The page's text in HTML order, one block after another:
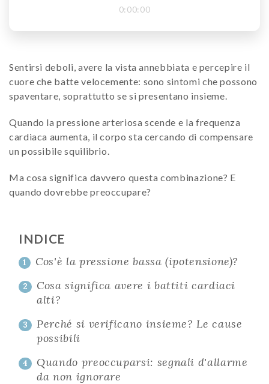
0:00:00
Sentirsi deboli, avere la vista annebbiata e percepire il
cuore che batte velocemente: sono sintomi che possono
spaventare, soprattutto se si presentano insieme.
Quando la pressione arteriosa scende e la frequenza
cardiaca aumenta, il corpo sta cercando di compensare
un possibile squilibrio.
Ma cosa significa davvero questa combinazione? E
quando dovrebbe preoccupare?
INDICE
1 Cos'è la pressione bassa (ipotensione)?
2
Cosa significa avere i battiti cardiaci
alti?
3
Perché si verificano insieme? Le cause
possibili
4
Quando preoccuparsi: segnali d'allarme
da non ignorare